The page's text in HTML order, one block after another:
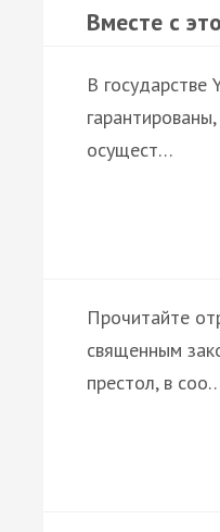
Вместе с
В государстве
осущест…
Прочитайте
священным
престол, в